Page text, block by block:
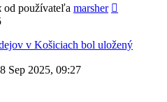
od používateľa marsher
v Košiciach bol uložený
Sep 2025, 09:27